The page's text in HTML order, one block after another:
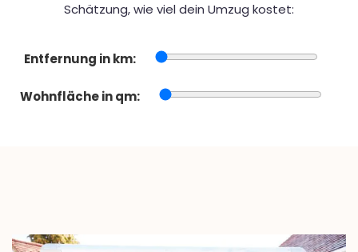
Schätzung, wie viel dein Umzug kostet:
Entfernung in km:
Wohnfläche in qm: